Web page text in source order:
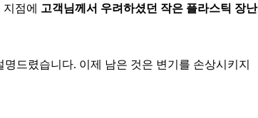
점에 고객님께서 우려하셨던 작은 플라스틱 장난
드렸습니다. 이제 남은 것은 변기를 손상시키지